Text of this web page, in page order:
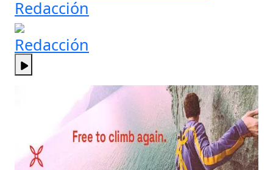
Redacción
Redacción